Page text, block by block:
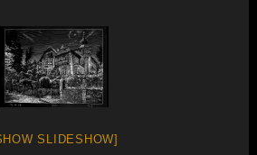
SLIDESHOW]